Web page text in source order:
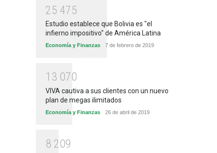
25 475
Estudio establece que Bolivia es "el
infierno impositivo" de América Latina
Economía y Finanzas 7 de febrero de 2019
1 3 070
VIVA cautiva a sus clientes con un nuevo
plan de megas ilimitados
Economía y Finanzas 26 de abril de 2019
8 209